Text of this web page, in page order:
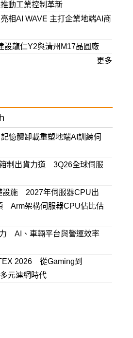
動工業控制革新
相AI WAVE 主打企業地端AI商
設龍仁Y2與清州M17晶圓廠
更多
憶體卸載重塑地端AI訓練伺
制出貨力道 3Q26全球伺服
設施 2027年伺服器CPU出
Arm架構伺服器CPU佔比估
AI、車輛平台與營運效率
2026 從Gaming到
元連網時代